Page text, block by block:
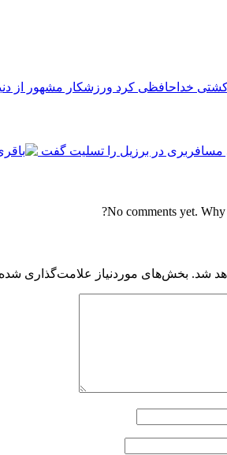
ورزشکار مشهور از
مسافربری در برزیل را تسلیت گفت
No comments yet. Why
شد. بخش‌های موردنیاز علامت‌گذاری